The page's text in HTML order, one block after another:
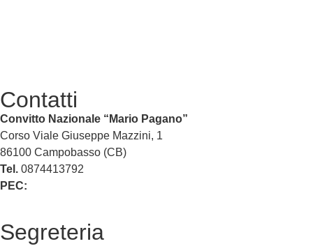
Contatti
Convitto Nazionale “Mario Pagano”
Corso Viale Giuseppe Mazzini, 1
86100 Campobasso (CB)
Tel. 0874413792
PEC:
Segreteria